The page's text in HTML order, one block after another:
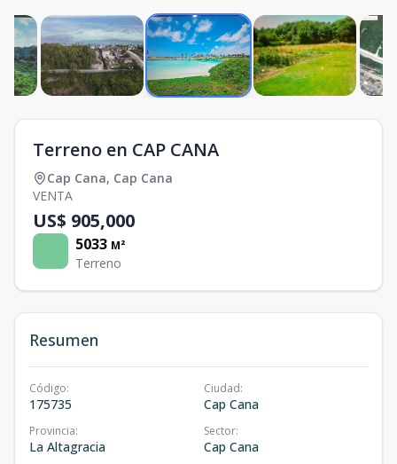
Terreno en CAP CANA
Cap Cana, Cap Cana
VENTA
US$ 905,000
5033 M²
Terreno
Resumen
Código:
175735
Ciudad:
Cap Cana
Provincia:
La Altagracia
Sector:
Cap Cana